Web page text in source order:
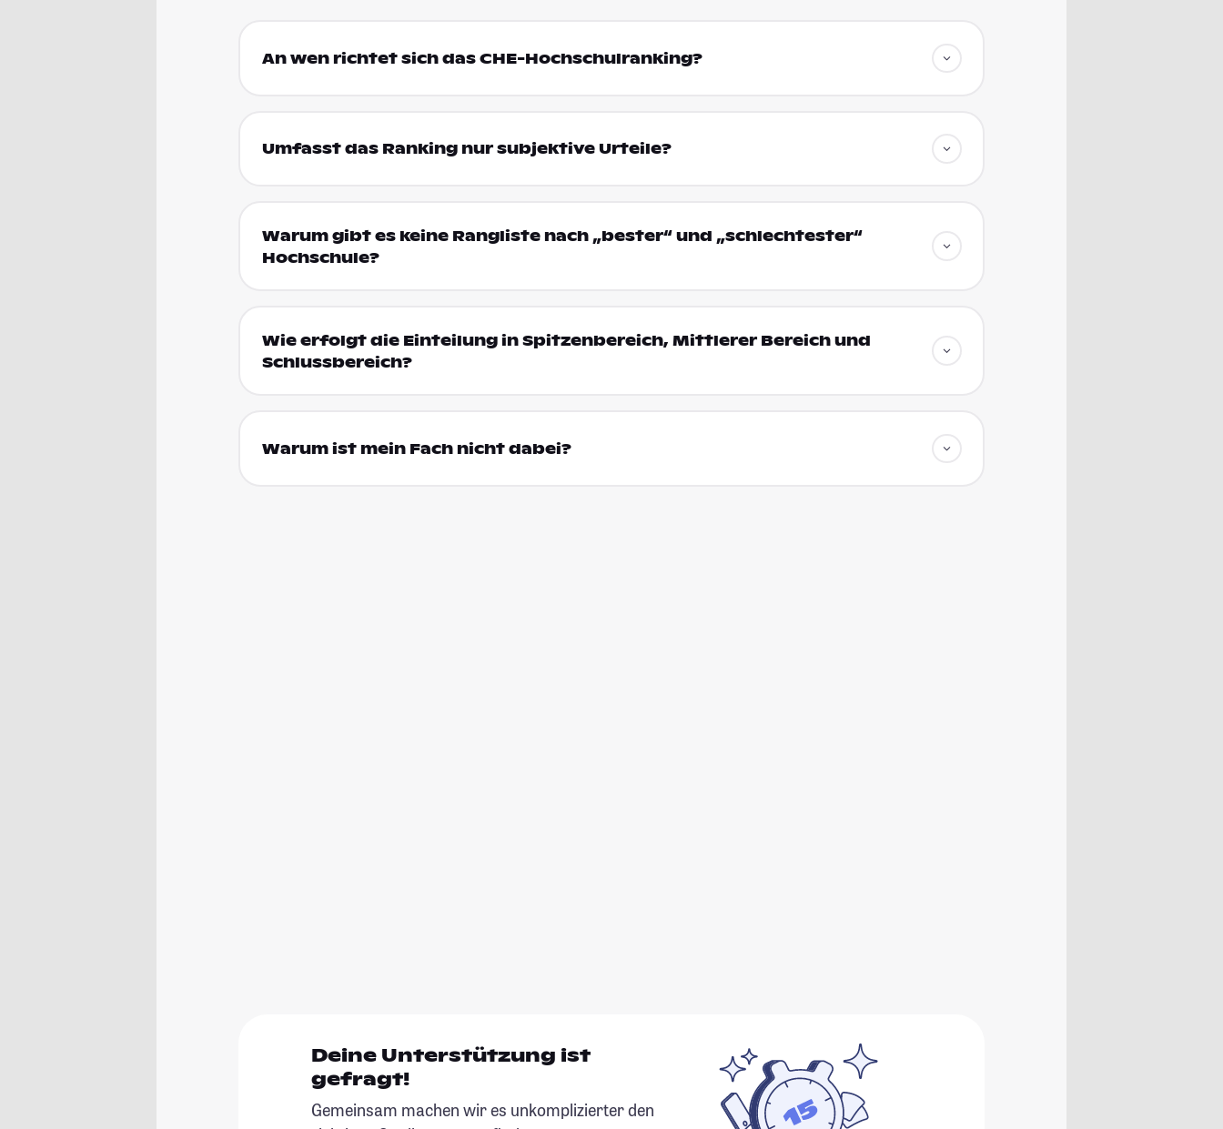
An wen richtet sich das CHE-Hochschulranking?
Umfasst das Ranking nur subjektive Urteile?
Warum gibt es keine Rangliste nach „bester“ und „schlechtester“
Hochschule?
Wie erfolgt die Einteilung in Spitzenbereich, Mittlerer Bereich und
Schlussbereich?
Warum ist mein Fach nicht dabei?
Deine Unterstützung ist
gefragt!
Gemeinsam machen wir es unkomplizierter den